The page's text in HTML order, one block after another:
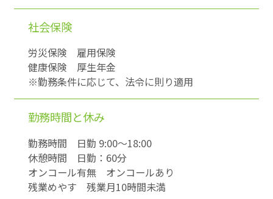
社会保険
労災保険 雇用保険
健康保険 厚生年金
※勤務条件に応じて、法令に則り適用
勤務時間と休み
勤務時間 日勤 9:00〜18:00
休憩時間 日勤：60分
オンコール有無 オンコールあり
残業めやす 残業月10時間未満